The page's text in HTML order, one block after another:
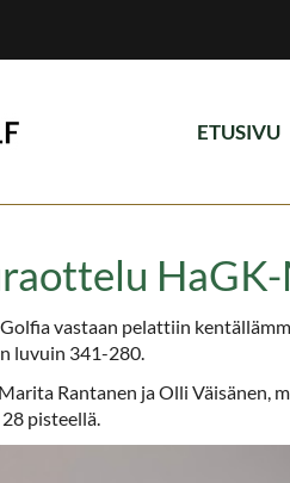
ETUSIVU
HaGK-
vastaan pelattiin
luvuin 341-280.
Rantanen ja Olli Väisänen,
pisteellä.